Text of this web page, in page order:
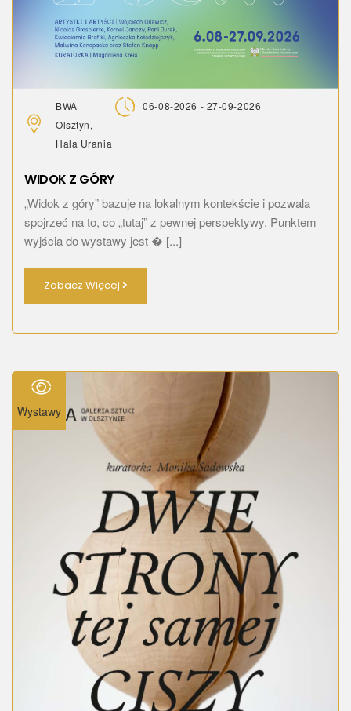
BWA
Olsztyn,
Hala Urania
06-08-2026 - 27-09-2026
WIDOK Z GÓRY
„Widok z góry” bazuje na lokalnym kontekście i pozwala
spojrzeć na to, co „tutaj” z pewnej perspektywy. Punktem
wyjścia do wystawy jest � [...]
Zobacz Więcej
Wystawy